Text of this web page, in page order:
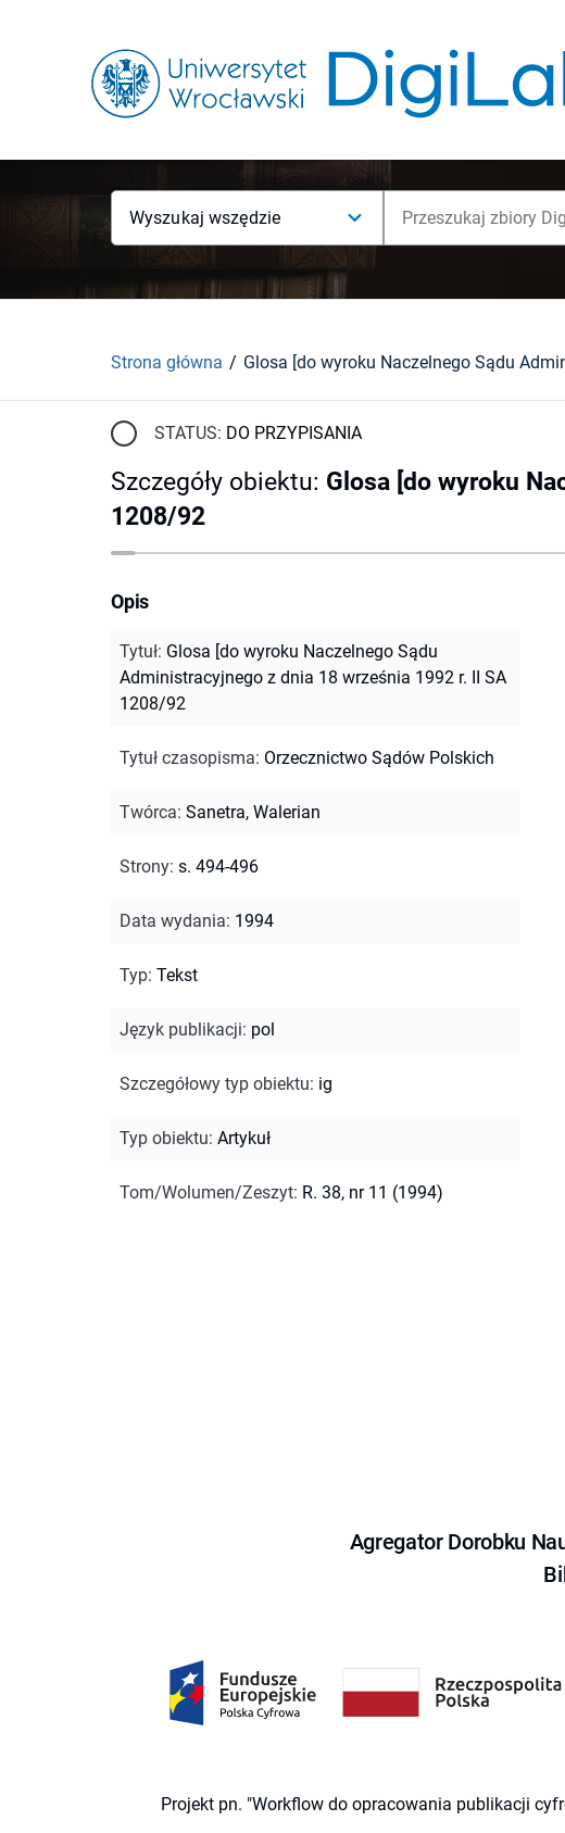
Wyszukaj wszędzie
Strona główna
STATUS: DO PRZYPISANIA
Szczegóły obiektu: Glosa [do wyroku
1208/92
Opis
Tytuł: Glosa [do wyroku Naczelnego Sądu
Administracyjnego z dnia 18 września 1992 r. II SA
1208/92
Tytuł czasopisma: Orzecznictwo Sądów Polskich
Twórca: Sanetra, Walerian
Strony: s. 494-496
Data wydania: 1994
Typ: Tekst
Język publikacji: pol
Szczegółowy typ obiektu: ig
Typ obiektu: Artykuł
Tom/Wolumen/Zeszyt: R. 38, nr 11 (1994)
Agregator Dorobku
Projekt pn. "Workflow do opracowania publikacji